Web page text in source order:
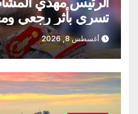
تسري بأثر رجعي
بالحصار مستمرة
أغسطس 8, 2026